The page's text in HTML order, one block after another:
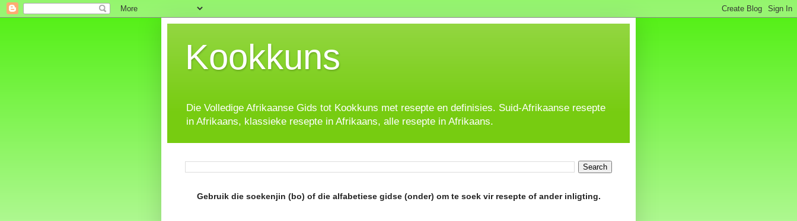
Kookkuns
Die Volledige Afrikaanse Gids tot Kookkuns met resepte en definisies. Suid-Afrikaanse resepte
in Afrikaans, klassieke resepte in Afrikaans, alle resepte in Afrikaans.
Gebruik die soekenjin (bo) of die alfabetiese gidse (onder) om te soek vir resepte of ander inligting.